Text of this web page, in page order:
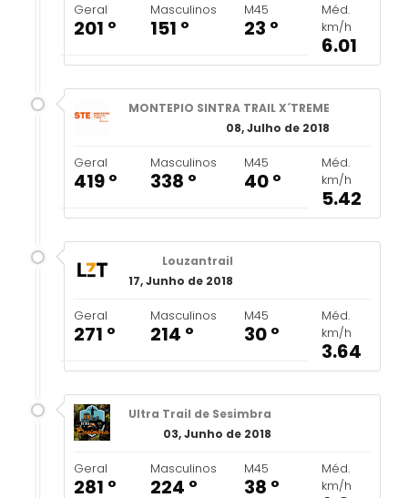
Geral
201 º
Masculinos
151 º
M45
23 º
Méd.
km/h
6.01
MONTEPIO SINTRA TRAIL X´TREME
08, Julho de 2018
Geral
419 º
Masculinos
338 º
M45
40 º
Méd.
km/h
5.42
Louzantrail
17, Junho de 2018
Geral
271 º
Masculinos
214 º
M45
30 º
Méd.
km/h
3.64
Ultra Trail de Sesimbra
03, Junho de 2018
Geral
281 º
Masculinos
224 º
M45
38 º
Méd.
km/h